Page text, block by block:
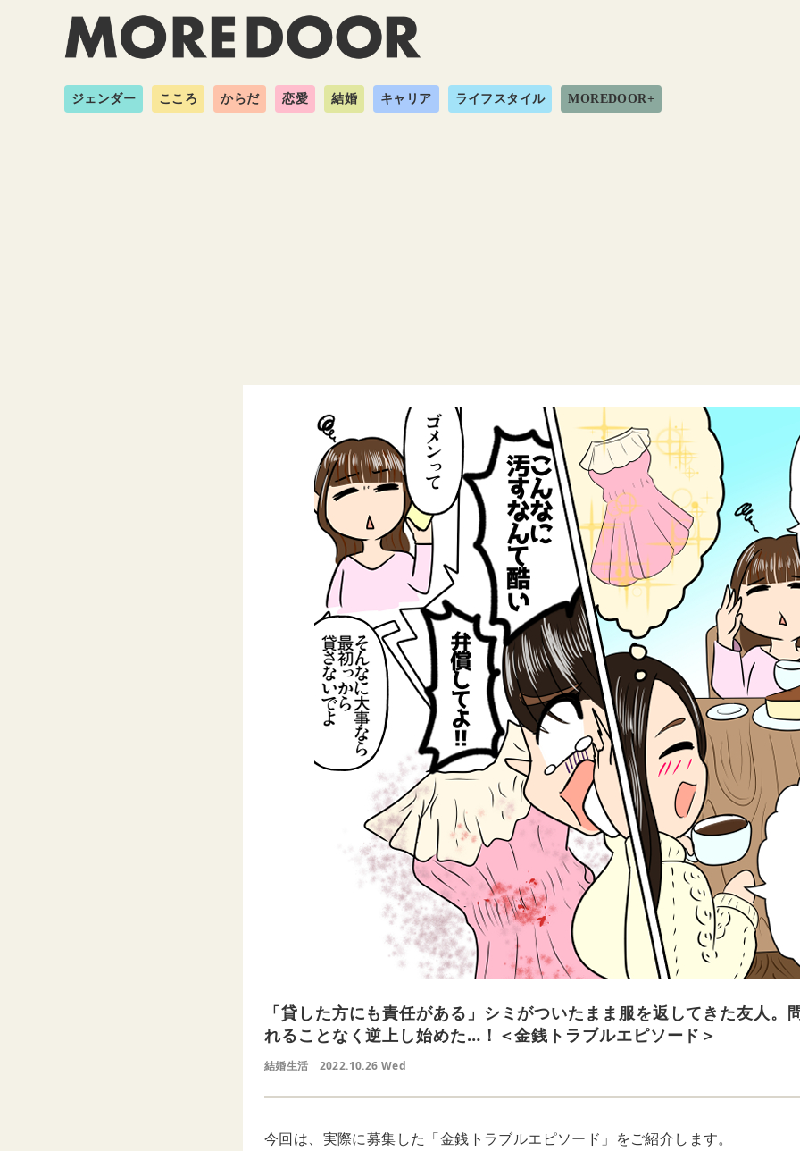
ジェンダー こころ からだ 恋愛 結婚 キャリア ライフスタイル MOREDOOR+
「貸した方にも責任がある」シミがついたまま服を返してきた友人。
れることなく逆上し始めた…！＜金銭トラブルエピソード＞
結婚生活 2022.10.26 Wed
今回は、実際に募集した「金銭トラブルエピソード」をご紹介します。